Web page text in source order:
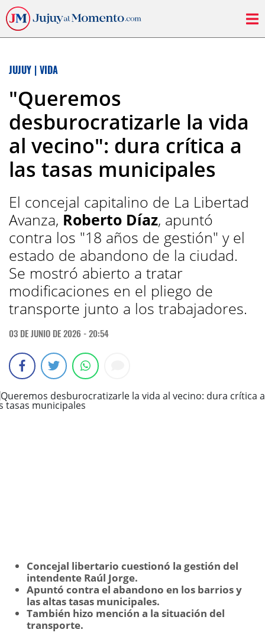
JUJUY | VIDA
"Queremos
desburocratizarle la vida
al vecino": dura crítica a
las tasas municipales
El concejal capitalino de La Libertad
Avanza, Roberto Díaz, apuntó
contra los "18 años de gestión" y el
estado de abandono de la ciudad.
Se mostró abierto a tratar
modificaciones en el pliego de
transporte junto a los trabajadores.
03 DE JUNIO DE 2026 - 20:54
Concejal libertario cuestionó la gestión del
intendente Raúl Jorge.
Apuntó contra el abandono en los barrios y
las altas tasas municipales.
También hizo mención a la situación del
transporte.